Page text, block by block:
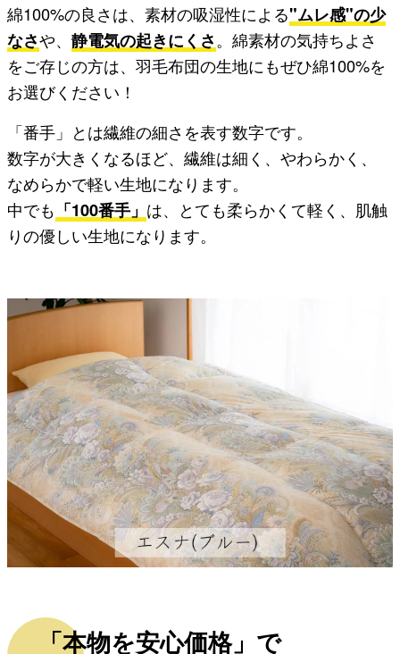
綿100%の良さは、素材の吸湿性による"ムレ感"の少
なさや、静電気の起きにくさ。綿素材の気持ちよさ
をご存じの方は、羽毛布団の生地にもぜひ綿100%を
お選びください！
「番手」とは繊維の細さを表す数字です。
数字が大きくなるほど、繊維は細く、やわらかく、
なめらかで軽い生地になります。
中でも 「100番手」 は、とても柔らかくて軽く、肌触
りの優しい生地になります。
「本物を安心価格」で